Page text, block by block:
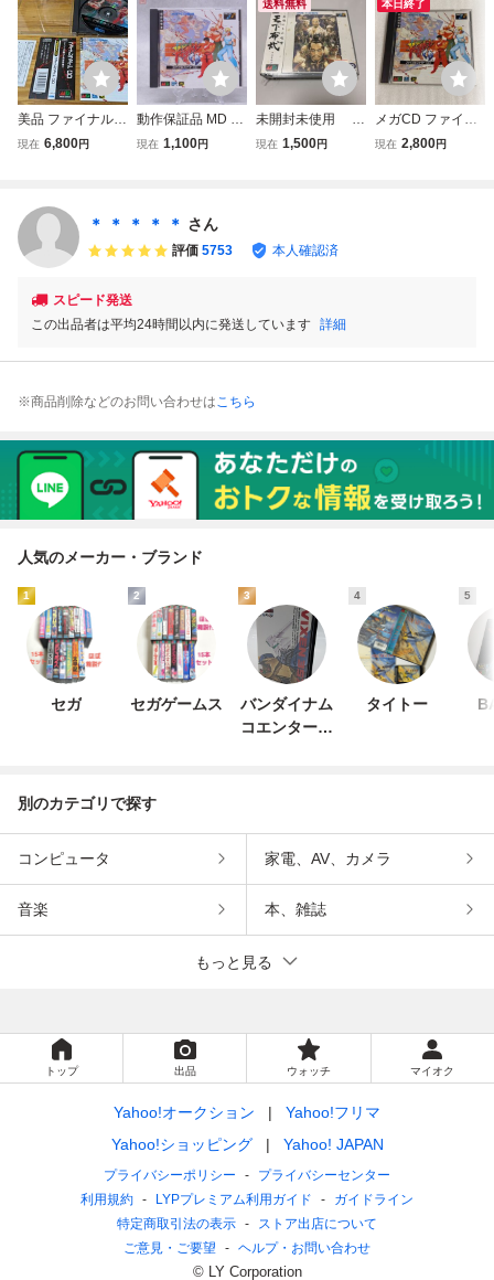
美品 ファイナルフ
ァイトCD 帯あ
現在 6,800円
動作保証品 MD メ
ガCD ファイナル
現在 1,100円
送料無料
未開封未使用 メ
ガドライブ メガC
現在 1,500円
本日終了
メガCD ファイナ
ルファイトCD
現在 2,800円
＊ ＊ ＊ ＊ ＊ さん
評価 5753 本人確認済
スピード発送
この出品者は平均24時間以内に発送しています 詳細
※商品削除などのお問い合わせはこちら
人気のメーカー・ブランド
1
セガ
2
セガゲームス
3
バンダイナム
コエンターテ
4
タイトー
5
別のカテゴリで探す
コンピュータ 家電、AV、カメラ
音楽 本、雑誌
もっと見る
トップ 出品 ウォッチ マイオク
Yahoo!オークション
Yahoo!フリマ
Yahoo!ショッピング
Yahoo! JAPAN
プライバシーポリシー
プライバシーセンター
利用規約
LYPプレミアム利用ガイド
ガイドライン
特定商取引法の表示
ストア出店について
ご意見・ご要望
ヘルプ・お問い合わせ
© LY Corporation